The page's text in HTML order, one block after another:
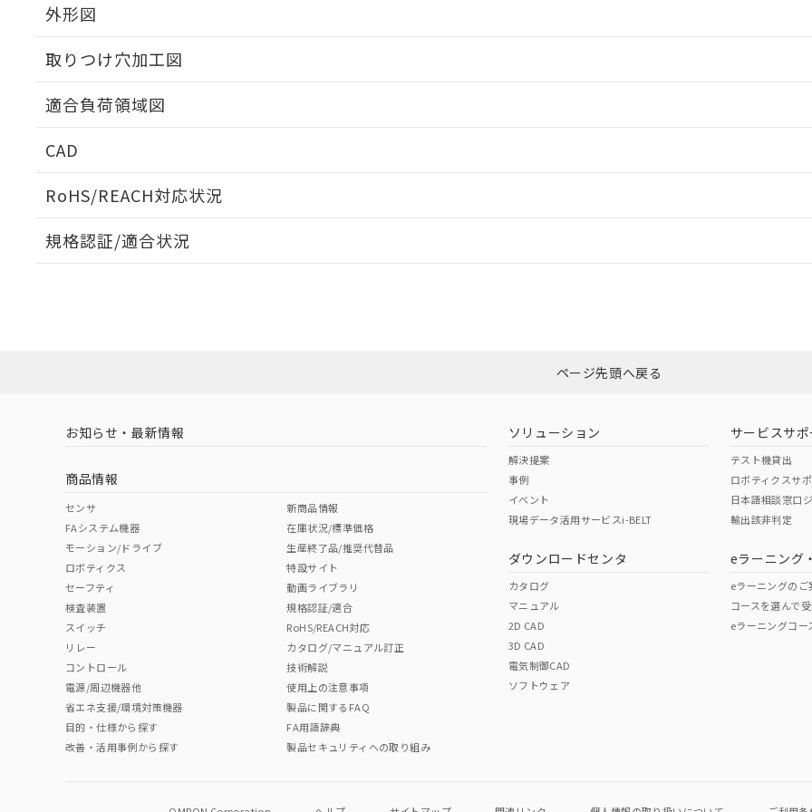
外形図
取りつけ穴加工図
適合負荷領域図
CAD
RoHS/REACH対応状況
EU RoHS 注意事項・凡例
ダウンロードはこちら
中国 RoHS 注意事項・凡例
中国 RoHS表
Pb Hg Cr(VI)
"対応済み"や非含有の記載がされた商品であっても、流通在庫等で未対応品が混在する可能性があります。
非含有品が必要な際は、弊社営業部門もしくは販売店へお問い合わせください。
規格認証/適合状況
（イギリス
（ノルウェー
（日本
（アメリカ
この製品の規格認証/適合
その他の認証はこちらのページからご
ページ先頭へ戻る
お知らせ・最新情報
商品情報
センサ
FAシステム機器
モーション/ドライブ
ロボティクス
セーフティ
検査装置
スイッチ
リレー
コントロール
電源/周辺機器他
省エネ支援/環境対策機器
目的・仕様から探す
改善・活用事例から探す
新商品情報
在庫状況/標準価格
生産終了品/推奨代替品
特設サイト
動画ライブラリ
規格認証/適合
RoHS/REACH対応
カタログ/マニュアル訂正
技術解説
使用上の注意事項
製品に関するFAQ
FA用語辞典
製品セキュリティへの取り組み
ソリューション
解決提案
事例
イベント
現場データ活用サービスi-BELT
ダウンロードセンタ
カタログ
マニュアル
2D CAD
3D CAD
電気制御CAD
ソフトウェア
サービスサポ
テスト機貸出
ロボティクスサ
日本語相談窓口
輸出該非判定
eラーニング
eラーニングのご
コースを選んで
eラーニングコー